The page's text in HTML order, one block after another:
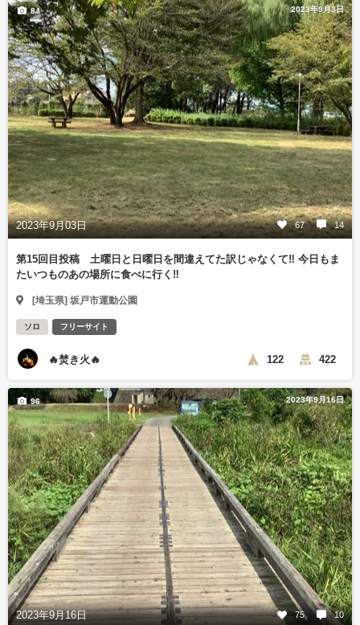
2023年9月3日
2023年9月03日 67 14
84
第15回目投稿 土曜日と日曜日を間違えてた訳じゃなくて‼️ 今日もま
たいつものあの場所に食べに行く‼️
[埼玉県] 坂戸市運動公園
ソロ フリーサイト
🔥焚き火🔥 122 422
2023年9月16日
2023年9月16日 75 10
96